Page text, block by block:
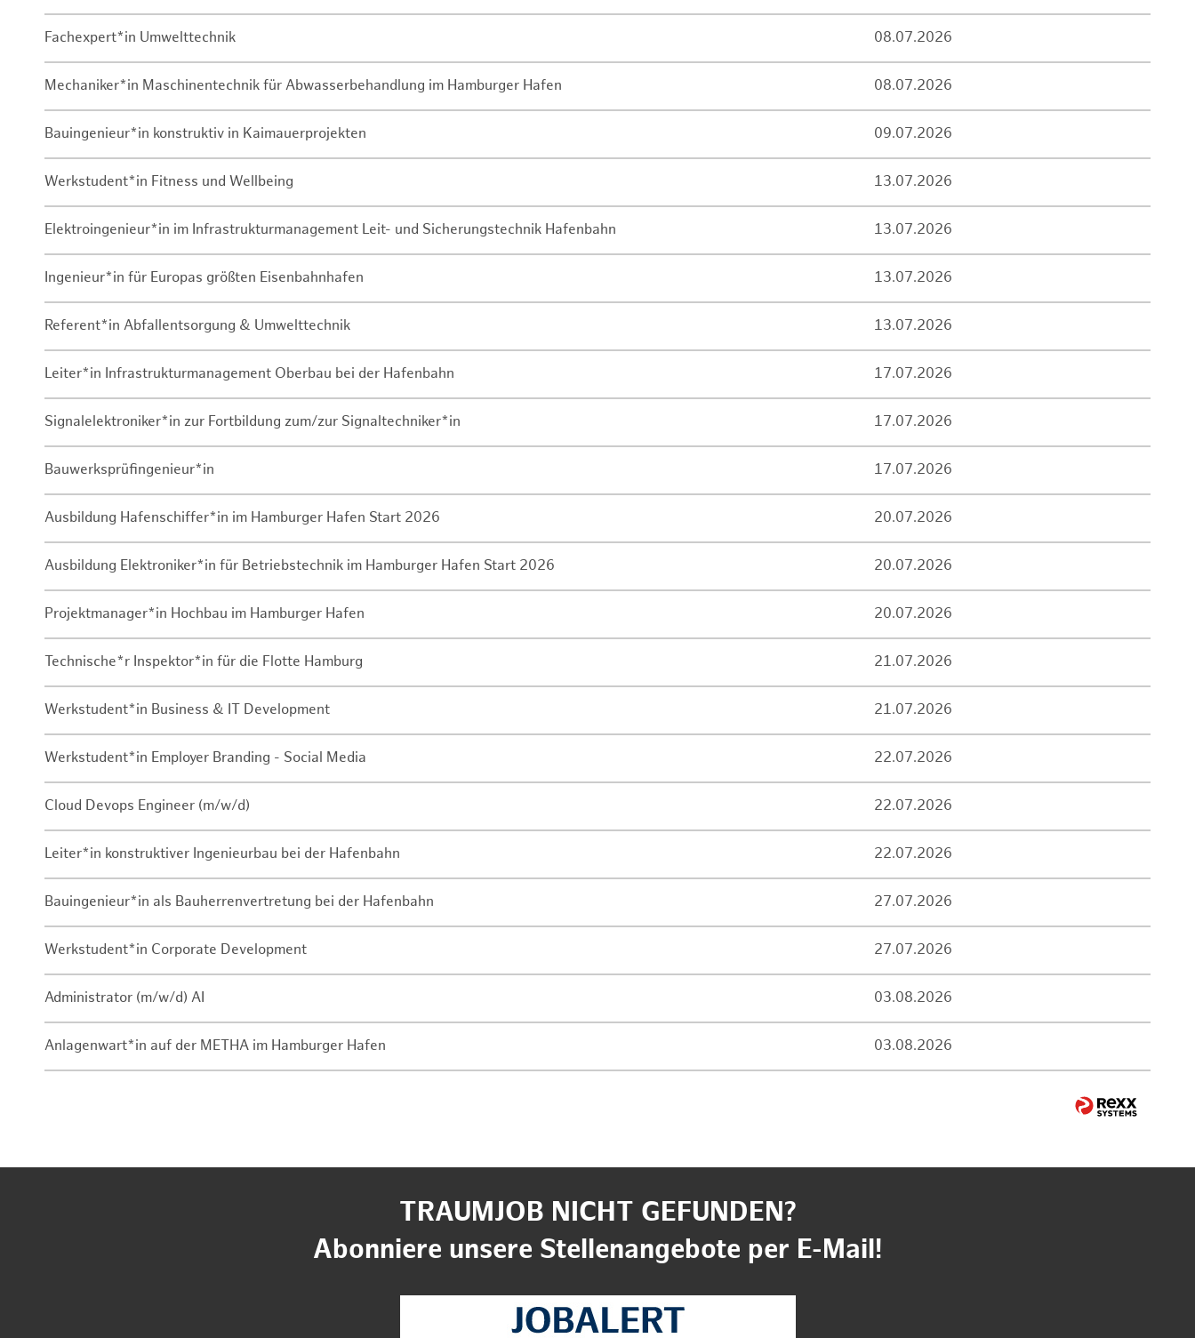
Fachexpert*in Umwelttechnik 08.07.2026
Mechaniker*in Maschinentechnik für Abwasserbehandlung im Hamburger Hafen 08.07.2026
Bauingenieur*in konstruktiv in Kaimauerprojekten 09.07.2026
Werkstudent*in Fitness und Wellbeing 13.07.2026
Elektroingenieur*in im Infrastrukturmanagement Leit- und Sicherungstechnik Hafenbahn 13.07.2026
Ingenieur*in für Europas größten Eisenbahnhafen 13.07.2026
Referent*in Abfallentsorgung & Umwelttechnik 13.07.2026
Leiter*in Infrastrukturmanagement Oberbau bei der Hafenbahn 17.07.2026
Signalelektroniker*in zur Fortbildung zum/zur Signaltechniker*in 17.07.2026
Bauwerksprüfingenieur*in 17.07.2026
Ausbildung Hafenschiffer*in im Hamburger Hafen Start 2026 20.07.2026
Ausbildung Elektroniker*in für Betriebstechnik im Hamburger Hafen Start 2026 20.07.2026
Projektmanager*in Hochbau im Hamburger Hafen 20.07.2026
Technische*r Inspektor*in für die Flotte Hamburg 21.07.2026
Werkstudent*in Business & IT Development 21.07.2026
Werkstudent*in Employer Branding - Social Media 22.07.2026
Cloud Devops Engineer (m/w/d) 22.07.2026
Leiter*in konstruktiver Ingenieurbau bei der Hafenbahn 22.07.2026
Bauingenieur*in als Bauherrenvertretung bei der Hafenbahn 27.07.2026
Werkstudent*in Corporate Development 27.07.2026
Administrator (m/w/d) AI 03.08.2026
Anlagenwart*in auf der METHA im Hamburger Hafen 03.08.2026
TRAUMJOB NICHT GEFUNDEN?
Abonniere unsere Stellenangebote per E-Mail!